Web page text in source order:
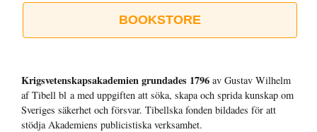
BOOKSTORE
Krigsvetenskap­sakademien grundades 1796 av Gustav Wilhelm
af Tibell bl a med uppgiften att söka, skapa och sprida kunskap om
Sveriges säkerhet och försvar. Tibellska fonden bildades för att
stödja Akademiens publicistiska verksamhet.